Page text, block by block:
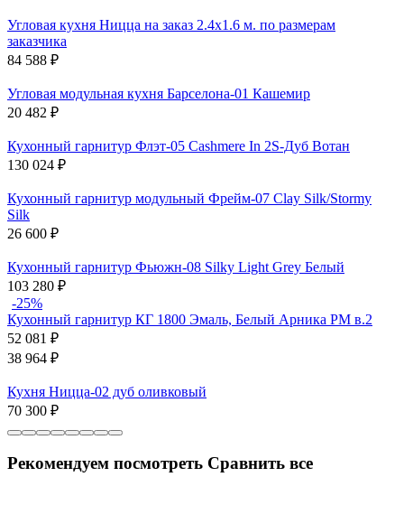
Угловая кухня Ницца на заказ 2.4х1.6 м. по размерам
заказчика
84 588 ₽
Угловая модульная кухня Барселона-01 Кашемир
20 482 ₽
Кухонный гарнитур Флэт-05 Cashmere In 2S-Дуб Вотан
130 024 ₽
Кухонный гарнитур модульный Фрейм-07 Clay Silk/Stormy
Silk
26 600 ₽
Кухонный гарнитур Фьюжн-08 Silky Light Grey Белый
103 280 ₽
-25%
Кухонный гарнитур КГ 1800 Эмаль, Белый Арника РМ в.2
52 081 ₽
38 964 ₽
Кухня Ницца-02 дуб оливковый
70 300 ₽
Рекомендуем посмотреть Сравнить все